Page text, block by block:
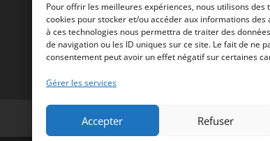
Pour offrir les meilleures expériences, nous utilisons des
cookies pour stocker et/ou accéder aux informations des
à ces technologies nous permettra de traiter des
de navigation ou les ID uniques sur ce site. Le fait de ne
consentement peut avoir un effet négatif sur certaines
Gérer les services
Accepter Refuser